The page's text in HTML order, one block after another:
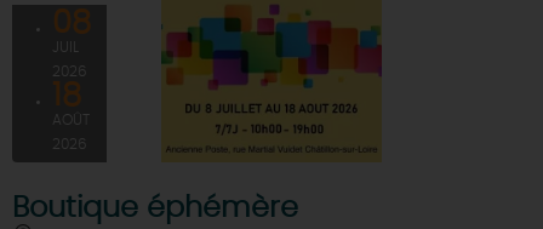
08
2026
18
AOÛT
2026
Boutique éphémère